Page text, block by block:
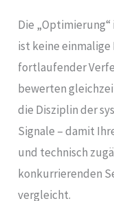
Die „Optimierung“
ist keine
fortlaufender
bewerten
die Disziplin der
Signale – damit
und technisch
konkurrierenden
vergleicht.